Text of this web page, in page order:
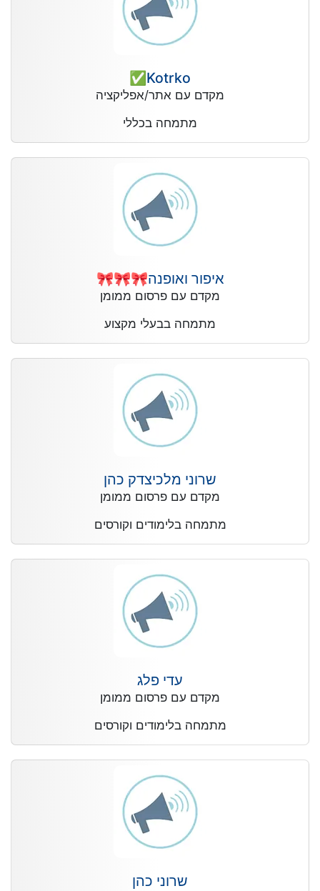
Kotrko✅
מקדם עם אתר/אפליקציה
מתמחה בכללי
איפור ואופנה🎀🎀🎀
מקדם עם פרסום ממומן
מתמחה בבעלי מקצוע
שרוני מלכיצדק כהן
מקדם עם פרסום ממומן
מתמחה בלימודים וקורסים
עדי פלג
מקדם עם פרסום ממומן
מתמחה בלימודים וקורסים
שרוני כהן